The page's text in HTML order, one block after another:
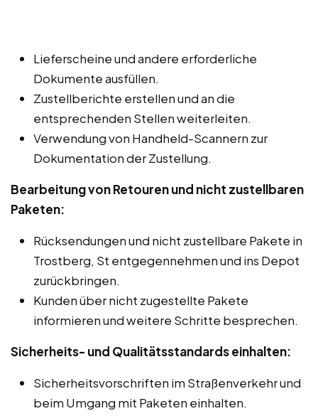
Lieferscheine und andere erforderliche
Dokumente ausfüllen.
Zustellberichte erstellen und an die
entsprechenden Stellen weiterleiten.
Verwendung von Handheld-Scannern zur
Dokumentation der Zustellung.
Bearbeitung von Retouren und nicht zustellbaren
Paketen:
Rücksendungen und nicht zustellbare Pakete in
Trostberg, St entgegennehmen und ins Depot
zurückbringen.
Kunden über nicht zugestellte Pakete
informieren und weitere Schritte besprechen.
Sicherheits- und Qualitätsstandards einhalten:
Sicherheitsvorschriften im Straßenverkehr und
beim Umgang mit Paketen einhalten.